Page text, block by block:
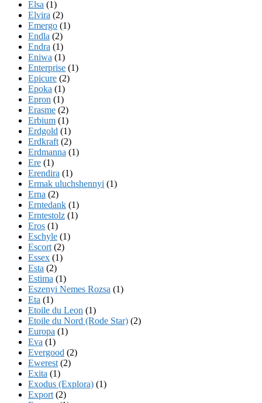
Elsa (1)
Elvira (2)
Emergo (1)
Endla (2)
Endra (1)
Eniwa (1)
Enterprise (1)
Epicure (2)
Epoka (1)
Epron (1)
Erasme (2)
Erbium (1)
Erdgold (1)
Erdkraft (2)
Erdmanna (1)
Ere (1)
Erendira (1)
Ermak uluchshennyi (1)
Erna (2)
Erntedank (1)
Erntestolz (1)
Eros (1)
Eschyle (1)
Escort (2)
Essex (1)
Esta (2)
Estima (1)
Eszenyi Nemes Rozsa (1)
Eta (1)
Etoile du Leon (1)
Etoile du Nord (Rode Star) (2)
Europa (1)
Eva (1)
Evergood (2)
Ewerest (2)
Exita (1)
Exodus (Explora) (1)
Export (2)